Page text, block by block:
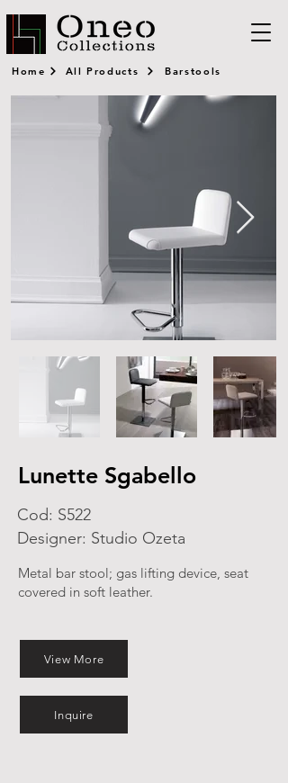
All Products Barstools
Home
Lunette Sgabello
Cod: S522
Designer: Studio Ozeta
Metal bar stool; gas lifting device, seat
covered in soft leather.
View More
Inquire